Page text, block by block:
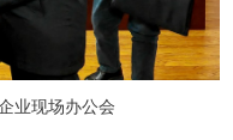
业现场办公会